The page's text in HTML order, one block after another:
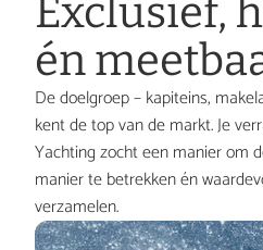
Exclusief,
én
De doelgroep – kapiteins,
kent de top van de markt. Je
Yachting zocht een manier om
manier te betrekken én
verzamelen.